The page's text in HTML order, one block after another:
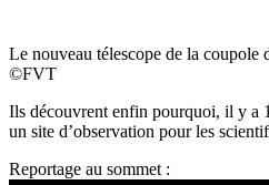
Le nouveau télescope de la coupole
©FVT
Ils découvrent enfin pourquoi, il y a
un site d’observation pour les
Reportage au sommet :